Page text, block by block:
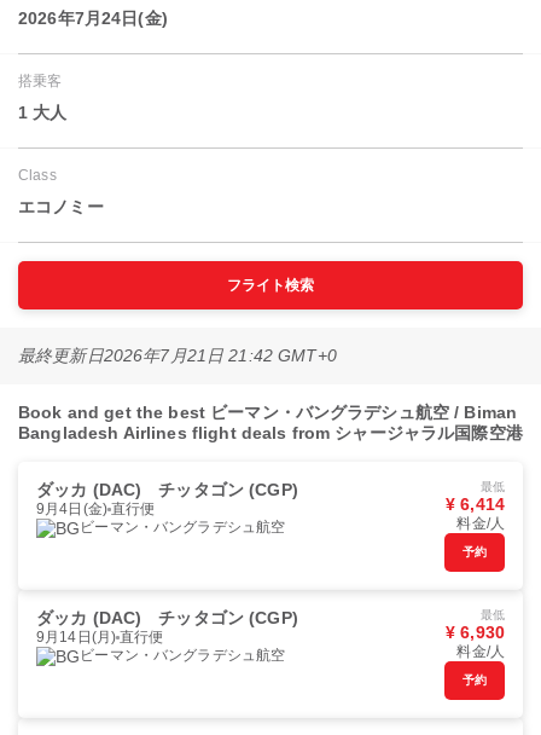
2026年7月24日(金)
搭乗客
1 大人
Class
エコノミー
フライト検索
最終更新日2026年7月21日 21:42 GMT+0
Book and get the best ビーマン・バングラデシュ航空 / Biman
Bangladesh Airlines flight deals from シャージャラル国際空港
ダッカ (DAC) チッタゴン (CGP)
9月4日(金) 直行便
ビーマン・バングラデシュ航空
最低
¥ 6,414
料金/人
予約
ダッカ (DAC) チッタゴン (CGP)
9月14日(月) 直行便
ビーマン・バングラデシュ航空
最低
¥ 6,930
料金/人
予約